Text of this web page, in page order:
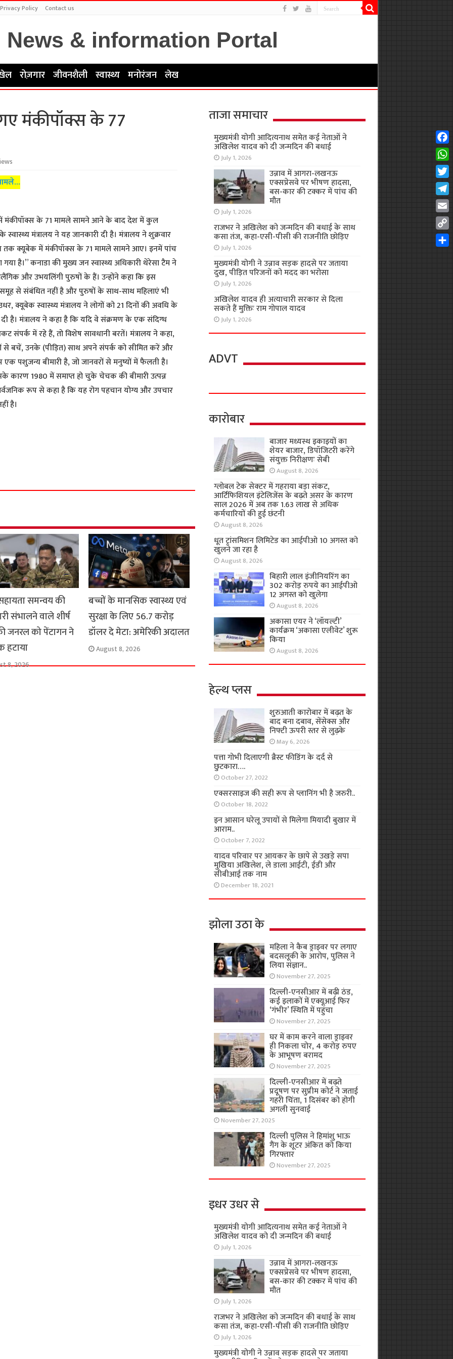
Privacy Policy Contact us
रोज़गार जीवनशैली स्वास्थ्य मनोरंजन लेख
मंकीपॉक्स के 77
मंकीपॉक्स के 71 मामले सामने आने के बाद देश में कुल
मंत्रालय ने यह जानकारी दी है। मंत्रालय ने शुक्रवार
तक क्यूबेक में मंकीपॉक्स के 71 मामले सामने आए। इनमें पांच
है।” कनाडा की मुख्य जन स्वास्थ्य अधिकारी थेरेसा टैम ने
और उभयलिंगी पुरुषों के हैं। उन्होंने कहा कि इस
से संबंधित नहीं है और पुरुषों के साथ-साथ महिलाएं भी
क्यूबेक स्वास्थ्य मंत्रालय ने लोगों को 21 दिनों की अवधि के
है। मंत्रालय ने कहा है कि यदि वे संक्रमण के एक संदिग्ध
संपर्क में रहे हैं, तो विशेष सावधानी बरतें। मंत्रालय ने कहा,
से बचें, उनके (पीड़ित) साथ अपने संपर्क को सीमित करें और
पशुजन्य बीमारी है, जो जानवरों से मनुष्यों में फैलती है।
कारण 1980 में समाप्त हो चुके चेचक की बीमारी उत्पन्न
रूप से कहा है कि यह रोग पहचान योग्य और उपचार
है।
समन्वय की
संभालने वाले शीर्ष
जनरल को पेंटागन ने
हटाया
8, 2026
बच्चों के मानसिक स्वास्थ्य एवं
सुरक्षा के लिए 56.7 करोड़
डॉलर दे मेटा: अमेरिकी अदालत
August 8, 2026
ताजा समाचार
मुख्यमंत्री योगी आदित्यनाथ समेत कई नेताओं ने
अखिलेश यादव को दी जन्मदिन की बधाई
July 1, 2026
उन्नाव में आगरा-लखनऊ
एक्सप्रेसवे पर भीषण हादसा,
बस-कार की टक्कर में पांच की
मौत
July 1, 2026
राजभर ने अखिलेश को जन्मदिन की बधाई के साथ
कसा तंज, कहा-एसी-पीसी की राजनीति छोड़िए
July 1, 2026
मुख्यमंत्री योगी ने उन्नाव सड़क हादसे पर जताया
दुख, पीड़ित परिजनों को मदद का भरोसा
July 1, 2026
अखिलेश यादव ही अत्याचारी सरकार से दिला
सकते हैं मुक्तिः राम गोपाल यादव
July 1, 2026
ADVT
कारोबार
बाजार मध्यस्थ इकाइयों का
शेयर बाजार, डिपॉजिटरी करेंगे
संयुक्त निरीक्षणः सेबी
August 8, 2026
ग्लोबल टेक सेक्टर में गहराया बड़ा संकट,
आर्टिफिशियल इंटेलिजेंस के बढ़ते असर के कारण
साल 2026 में अब तक 1.63 लाख से अधिक
कर्मचारियों की हुई छंटनी
August 8, 2026
धूत ट्रांसमिशन लिमिटेड का आईपीओ 10 अगस्त को
खुलने जा रहा है
August 8, 2026
बिहारी लाल इंजीनियरिंग का
302 करोड़ रुपये का आईपीओ
12 अगस्त को खुलेगा
August 8, 2026
अकासा एयर ने ‘लॉयल्टी’
कार्यक्रम ‘अकासा एलीवेट’ शुरू
किया
August 8, 2026
हेल्थ प्लस
शुरुआती कारोबार में बढ़त के
बाद बना दबाव, सेंसेक्स और
निफ्टी ऊपरी स्तर से लुढ़के
May 6, 2026
पत्ता गोभी दिलाएगी ब्रैस्ट फीडिंग के दर्द से
छुटकारा….
October 27, 2022
एक्सरसाइज की सही रूप से प्लानिंग भी है जरुरी..
October 18, 2022
इन आसान घरेलू उपायों से मिलेगा मियादी बुखार में
आराम..
October 7, 2022
यादव परिवार पर आयकर के छापे से उखड़े सपा
मुखिया अखिलेश, ले डाला आईटी, ईडी और
सीबीआई तक नाम
December 18, 2021
झोला उठा के
महिला ने कैब ड्राइवर पर लगाए
बदसलूकी के आरोप, पुलिस ने
लिया संज्ञान..
November 27, 2025
दिल्ली-एनसीआर में बढ़ी ठंड,
कई इलाकों में एक्यूआई फिर
‘गंभीर’ स्थिति में पहुंचा
November 27, 2025
घर में काम करने वाला ड्राइवर
ही निकला चोर, 4 करोड़ रुपए
के आभूषण बरामद
November 27, 2025
दिल्ली-एनसीआर में बढ़ते
प्रदूषण पर सुप्रीम कोर्ट ने जताई
गहरी चिंता, 1 दिसंबर को होगी
अगली सुनवाई
November 27, 2025
दिल्ली पुलिस ने हिमांशु भाऊ
गैंग के शूटर अंकित को किया
गिरफ्तार
November 27, 2025
इधर उधर से
मुख्यमंत्री योगी आदित्यनाथ समेत कई नेताओं ने
अखिलेश यादव को दी जन्मदिन की बधाई
July 1, 2026
उन्नाव में आगरा-लखनऊ
एक्सप्रेसवे पर भीषण हादसा,
बस-कार की टक्कर में पांच की
मौत
July 1, 2026
राजभर ने अखिलेश को जन्मदिन की बधाई के साथ
कसा तंज, कहा-एसी-पीसी की राजनीति छोड़िए
July 1, 2026
मुख्यमंत्री योगी ने उन्नाव सड़क हादसे पर जताया
Copy
Link